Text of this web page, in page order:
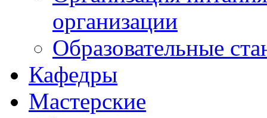
организации
Образовательные
Кафедры
Мастерские